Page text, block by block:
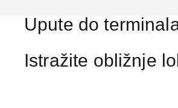
s
o
t
Upute do
Istražite obližnje